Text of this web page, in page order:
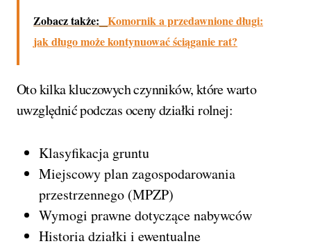
Zobacz także: Komornik a przedawnione długi:
jak długo może kontynuować ściąganie rat?
Oto kilka kluczowych czynników, które warto
uwzględnić podczas oceny działki rolnej:
Klasyfikacja gruntu
Miejscowy plan zagospodarowania
przestrzennego (MPZP)
Wymogi prawne dotyczące nabywców
Historia działki i ewentualne